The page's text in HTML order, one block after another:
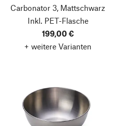
Carbonator 3, Mattschwarz
Inkl. PET-Flasche
199,00 €
+ weitere Varianten